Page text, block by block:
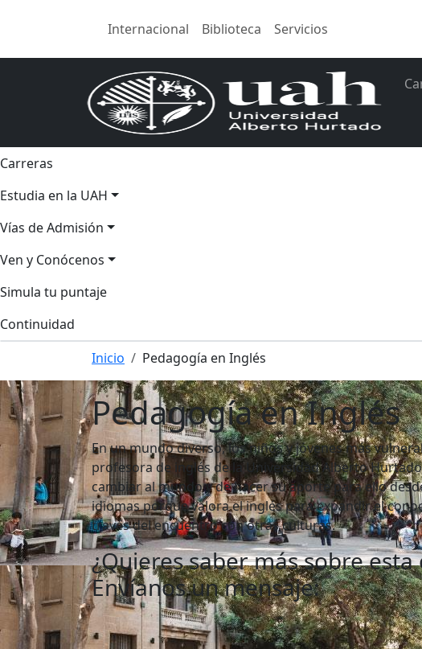
Internacional Biblioteca Servicios
Carreras
Estudia en la UAH
Vías de Admisión
Ven y Conócenos
Simula tu puntaje
Continuidad
Inicio
Pedagogía en Inglés
Pedagogía en Inglés
En un mundo diverso, los niños y jóvenes más
profesora de inglés de la Universidad Alberto
cambiar al mundo y de hacer su aporte para ello
idiomas porque valora el inglés para expandir el
través del encuentro con otras culturas.
¿Quieres saber más sobre esta
Envíanos un mensaje: